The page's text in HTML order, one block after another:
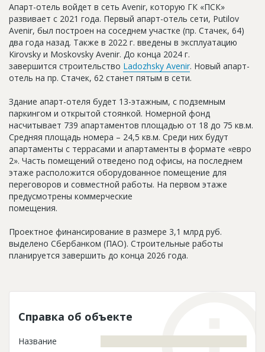
Контакты
Личный кабинет
Апарт-отель войдет в сеть Avenir, которую ГК «ПСК»
развивает с 2021 года. Первый апарт-отель сети, Putilov
Avenir, был построен на соседнем участке (пр. Стачек, 64)
два года назад. Также в 2022 г. введены в эксплуатацию
Kirovsky и Moskovsky Avenir. До конца 2024 г.
завершится строительство Ladozhsky Avenir. Новый апарт-
отель на пр. Стачек, 62 станет пятым в сети.
Здание апарт-отеля будет 13-этажным, с подземным
паркингом и открытой стоянкой. Номерной фонд
насчитывает 739 апартаментов площадью от 18 до 75 кв.м.
Средняя площадь номера – 24,5 кв.м. Среди них будут
апартаменты с террасами и апартаменты в формате «евро
2». Часть помещений отведено под офисы, на последнем
этаже расположится оборудованное помещение для
переговоров и совместной работы. На первом этаже
предусмотрены коммерческие
помещения.
Проектное финансирование в размере 3,1 млрд руб.
выделено Сбербанком (ПАО). Строительные работы
планируется завершить до конца 2026 года.
Справка об объекте
Название